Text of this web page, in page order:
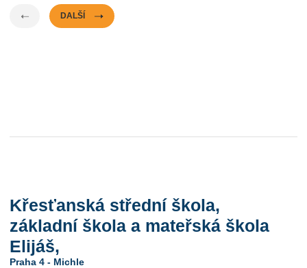
DALŠÍ
Křesťanská střední škola,
základní škola a mateřská škola
Elijáš,
Praha 4 - Michle